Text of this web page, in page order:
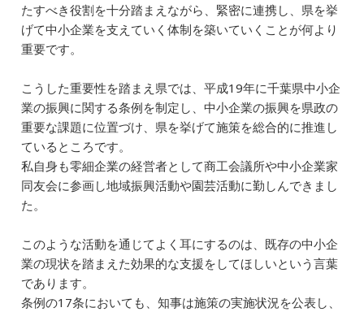
たすべき役割を十分踏まえながら、緊密に連携し、県を挙
げて中小企業を支えていく体制を築いていくことが何より
重要です。
こうした重要性を踏まえ県では、平成19年に千葉県中小企
業の振興に関する条例を制定し、中小企業の振興を県政の
重要な課題に位置づけ、県を挙げて施策を総合的に推進し
ているところです。
私自身も零細企業の経営者として商工会議所や中小企業家
同友会に参画し地域振興活動や園芸活動に勤しんできまし
た。
このような活動を通じてよく耳にするのは、既存の中小企
業の現状を踏まえた効果的な支援をしてほしいという言葉
であります。
条例の17条においても、知事は施策の実施状況を公表し、